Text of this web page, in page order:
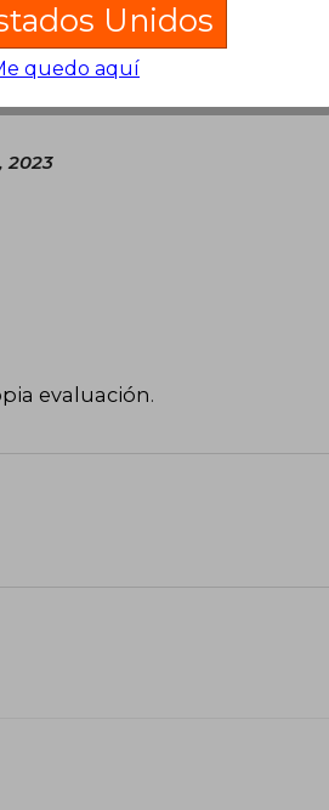
y ansiosa porque salga
2023
evaluación.
Unidos
quedo aquí